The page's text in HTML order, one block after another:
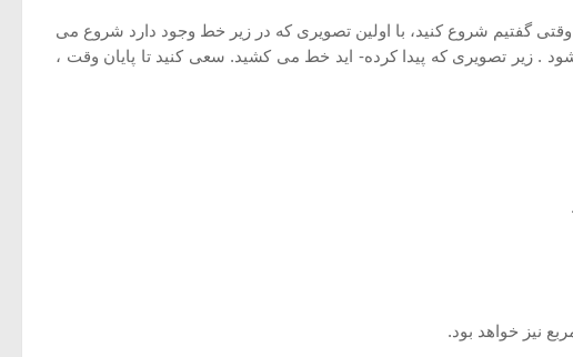
گفتیم شروع كنید، با اولین تصویری كه در زیر خط وجود دارد شروع می
. زیر تصویری كه پیدا كرده- اید خط می كشید. سعی كنید تا پایان وقت ،